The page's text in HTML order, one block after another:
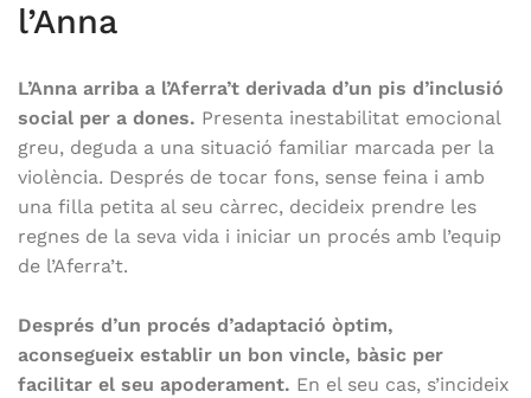
l’Anna
L’Anna arriba a l’Aferra’t derivada d’un pis d’inclusió
social per a dones. Presenta inestabilitat emocional
greu, deguda a una situació familiar marcada per la
violència. Després de tocar fons, sense feina i amb
una filla petita al seu càrrec, decideix prendre les
regnes de la seva vida i iniciar un procés amb l’equip
de l’Aferra’t.
Després d’un procés d’adaptació òptim,
aconsegueix establir un bon vincle, bàsic per
facilitar el seu apoderament. En el seu cas, s’incideix